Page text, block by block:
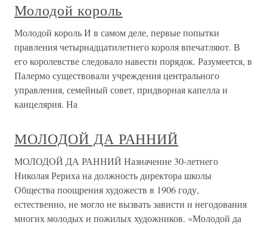
Молодой король
Молодой король И в самом деле, первые попытки
правления четырнадцатилетнего короля впечатляют. В
его королевстве следовало навести порядок. Разумеется, в
Палермо существовали учреждения центрального
управления, семейный совет, придворная капелла и
канцелярия. На
МОЛОДОЙ ДА РАННИЙ
МОЛОДОЙ ДА РАННИЙ Назначение 30-летнего
Николая Рериха на должность директора школы
Общества поощрения художеств в 1906 году,
естественно, не могло не вызвать зависти и негодования
многих молодых и пожилых художников. «Молодой да